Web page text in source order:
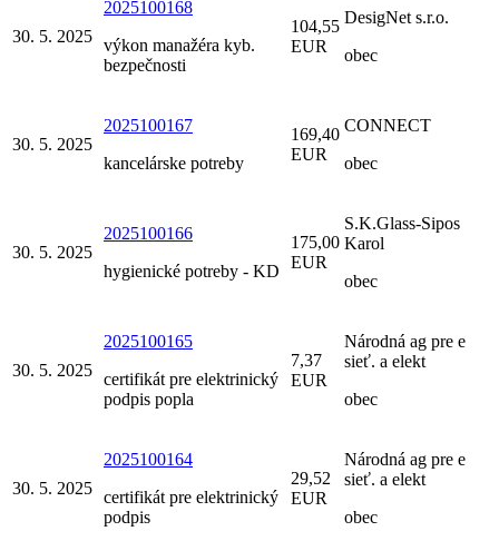
30. 5. 2025
2025100168
výkon manažéra kyb.
bezpečnosti
104,55
EUR
DesigNet s.r.o.
obec
30. 5. 2025
2025100167
kancelárske potreby
169,40
EUR
CONNECT
obec
30. 5. 2025
2025100166
hygienické potreby - KD
175,00
EUR
S.K.Glass-Sipos
Karol
obec
30. 5. 2025
2025100165
certifikát pre elektrinický
podpis popla
7,37
EUR
Národná ag pre e
sieť. a elekt
obec
30. 5. 2025
2025100164
certifikát pre elektrinický
podpis
29,52
EUR
Národná ag pre e
sieť. a elekt
obec